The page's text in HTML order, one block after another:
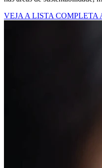
VEJA A LISTA COMPLETA